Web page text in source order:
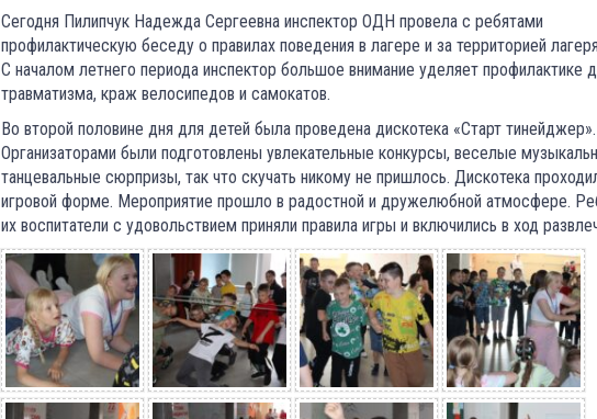
Сегодня Пилипчук Надежда Сергеевна инспектор ОДН провела с ребятами
профилактическую беседу о правилах поведения в лагере и за территорией
С началом летнего периода инспектор большое внимание уделяет профилактике
травматизма, краж велосипедов и самокатов.
Во второй половине дня для детей была проведена дискотека «Старт тинейджер».
Организаторами были подготовлены увлекательные конкурсы, веселые
танцевальные сюрпризы, так что скучать никому не пришлось. Дискотека
игровой форме. Мероприятие прошло в радостной и дружелюбной атмосфере.
их воспитатели с удовольствием приняли правила игры и включились в ход